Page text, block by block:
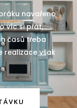
navařeno
víc si přát,
časů třeba
realizace však